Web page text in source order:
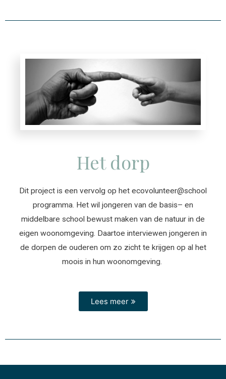
Het dorp
Dit project is een vervolg op het ecovolunteer@school
programma. Het wil jongeren van de basis– en
middelbare school bewust maken van de natuur in de
eigen woonomgeving. Daartoe interviewen jongeren in
de dorpen de ouderen om zo zicht te krijgen op al het
moois in hun woonomgeving.
Lees meer